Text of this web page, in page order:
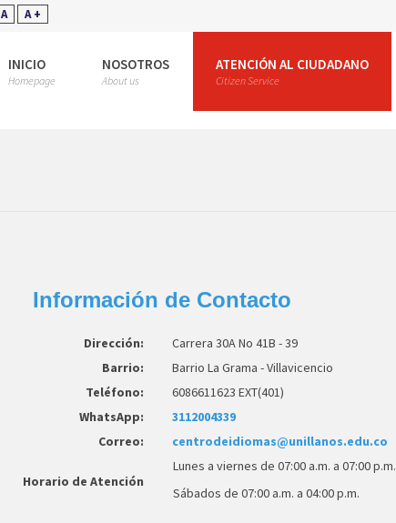
A A +
INICIO
Homepage
NOSOTROS
About us
ATENCIÓN AL CIUDADANO
Citizen Service
Información de Contacto
Dirección:
Carrera 30A No 41B - 39
Barrio:
Barrio La Grama - Villavicencio
Teléfono:
6086611623 EXT(401)
WhatsApp:
3112004339
Correo:
centrodeidiomas@unillanos.edu.co
Horario de Atención
Lunes a viernes de 07:00 a.m. a 07:00 p.m.
Sábados de 07:00 a.m. a 04:00 p.m.